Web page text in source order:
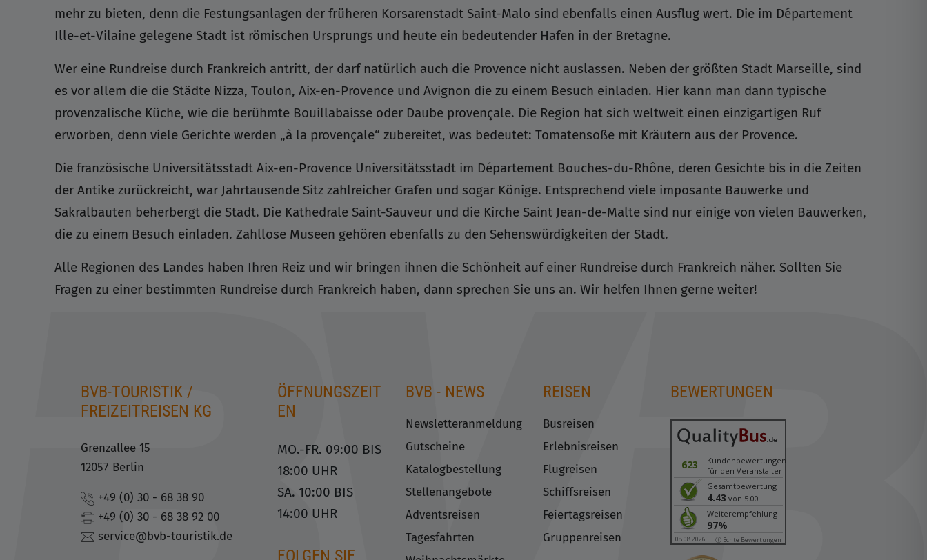
mehr zu bieten, denn die Festungsanlagen der früheren Korsarenstadt Saint-Malo sind ebenfalls einen Ausflug wert. Die im Département
Ille-et-Vilaine gelegene Stadt ist römischen Ursprungs und heute ein bedeutender Hafen in der Bretagne.
Wer eine Rundreise durch Frankreich antritt, der darf natürlich auch die Provence nicht auslassen. Neben der größten Stadt Marseille, sind
es vor allem die die Städte Nizza, Toulon, Aix-en-Provence und Avignon die zu einem Besuch einladen. Hier kann man dann typische
provenzalische Küche, wie die berühmte Bouillabaisse oder Daube provençale. Die Region hat sich weltweit einen einzigartigen Ruf
erworben, denn viele Gerichte werden „à la provençale“ zubereitet, was bedeutet: Tomatensoße mit Kräutern aus der Provence.
Die französische Universitätsstadt Aix-en-Provence Universitätsstadt im Département Bouches-du-Rhône, deren Gesichte bis in die Zeiten
der Antike zurückreicht, war Jahrtausende Sitz zahlreicher Grafen und sogar Könige. Entsprechend viele imposante Bauwerke und
Sakralbauten beherbergt die Stadt. Die Kathedrale Saint-Sauveur und die Kirche Saint Jean-de-Malte sind nur einige von vielen Bauwerken,
die zu einem Besuch einladen. Zahllose Museen gehören ebenfalls zu den Sehenswürdigkeiten der Stadt.
Alle Regionen des Landes haben Ihren Reiz und wir bringen ihnen die Schönheit auf einer Rundreise durch Frankreich näher. Sollten Sie
Fragen zu einer bestimmten Rundreise durch Frankreich haben, dann sprechen Sie uns an. Wir helfen Ihnen gerne weiter!
BVB-TOURISTIK /
FREIZEITREISEN KG
Grenzallee 15
12057 Berlin
+49 (0) 30 - 68 38 90
+49 (0) 30 - 68 38 92 00
service@bvb-touristik.de
ÖFFNUNGSZEIT
EN
MO.-FR. 09:00 BIS
18:00 UHR
SA. 10:00 BIS
14:00 UHR
FOLGEN SIE
BVB - NEWS
Newsletteranmeldung
Gutscheine
Katalogbestellung
Stellenangebote
Adventsreisen
Tagesfahrten
REISEN
Busreisen
Erlebnisreisen
Flugreisen
Schiffsreisen
Feiertagsreisen
Gruppenreisen
BEWERTUNGEN
623
Kundenbewertungen
für den Veranstalter
Gesamtbewertung
4.43 von 5.00
Weiterempfehlung
97%
08.08.2026 ⓘ Echte Bewertungen